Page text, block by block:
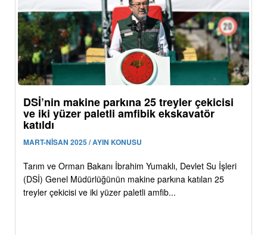
DSİ’nin makine parkına 25 treyler çekicisi
ve iki yüzer paletli amfibik ekskavatör
katıldı
MART-NİSAN 2025 / AYIN KONUSU
Tarım ve Orman Bakanı İbrahim Yumaklı, Devlet Su İşleri
(DSİ) Genel Müdürlüğünün makine parkına katılan 25
treyler çekicisi ve iki yüzer paletli amfib...